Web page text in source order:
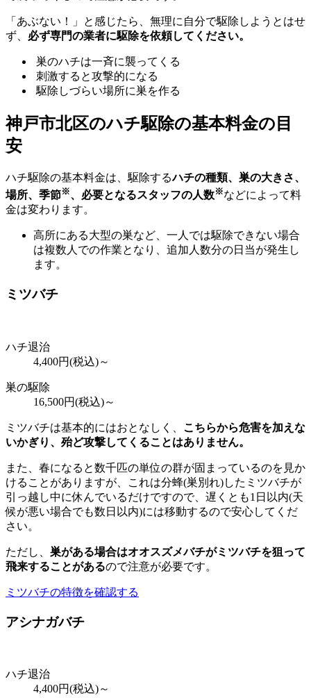
「あぶない！」と感じたら、無理に自分で駆除しようとはせ
ず、 必ず専門の業者に駆除を依頼してください。
巣のハチは一斉に襲ってくる
刺激すると攻撃的になる
駆除しづらい場所に巣を作る
神戸市北区のハチ駆除の基本料金の目
安
ハチ駆除の基本料金は、駆除するハチの種類、巣の大きさ、
場所、季節※、必要となるスタッフの人数※などによって料
金は変わります。
高所にある大型の巣など、一人では駆除できない場合
は複数人での作業となり、追加人数分の日当が発生し
ます。
ミツバチ
ハチ退治
4,400円(税込)～
巣の駆除
16,500円(税込)～
ミツバチは基本的にはおとなしく、 こちらから危害を加えな
いかぎり、殆ど攻撃してくることはありません。
また、春になると数千匹の単位の群が固まっているのを見か
けることがありますが、これは分蜂(巣別れ)したミツバチが
引っ越し中に休んでいるだけですので、遅くとも1日以内(天
候が悪い場合でも数日以内)には移動するので安心してくだ
さい。
ただし、 巣がある場合はオオスズメバチがミツバチを狙って
飛来することがあるので注意が必要です。
ミツバチの特徴を確認する
アシナガバチ
ハチ退治
4,400円(税込)～